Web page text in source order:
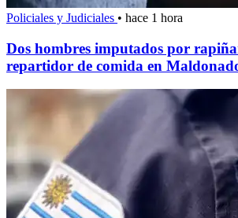
Policiales y Judiciales • hace 1 hora
Dos hombres imputados por
repartidor de comida en